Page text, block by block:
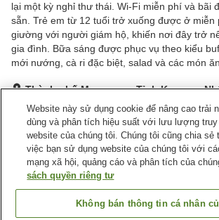
lại một kỳ nghỉ thư thái. Wi-Fi miễn phí và bãi
sẵn. Trẻ em từ 12 tuổi trở xuống được ở miễn
giường với người giám hộ, khiến nơi đây trở
gia đình. Bữa sáng được phục vụ theo kiểu
mới nướng, cà ri đặc biệt, salad và các món
Thành phố Marugame, Tỉnh Kagawa,
Hiển thị trên bản đồ
Rất tốt Đánh giá:381lượt
Tiện nghi chỗ nghỉ
Wi-Fi
Lounge
Hoàn toàn không hút thuốc
Máy bán
Website này sử dụng cookie để nâng cao trải
dùng và phân tích hiệu suất với lưu lượng truy
website của chúng tôi. Chúng tôi cũng chia sẻ
việc bạn sử dụng website của chúng tôi với
mạng xã hội, quảng cáo và phân tích của
sách quyền riêng tư
Không bán thông tin cá nhân